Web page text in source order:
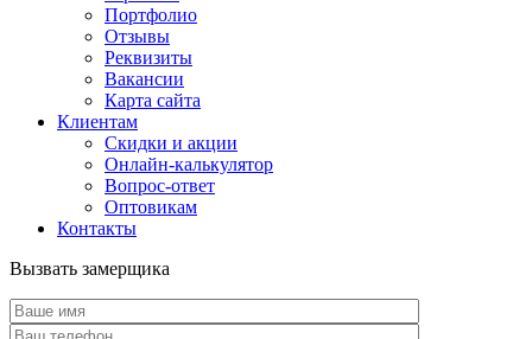
Портфолио
Отзывы
Реквизиты
Вакансии
Карта сайта
Клиентам
Скидки и акции
Онлайн-калькулятор
Вопрос-ответ
Оптовикам
Контакты
Вызвать замерщика